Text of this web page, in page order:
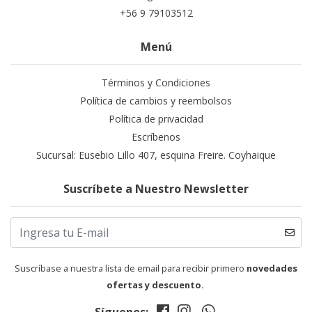
+56 9 79103512
Menú
Términos y Condiciones
Política de cambios y reembolsos
Política de privacidad
Escríbenos
Sucursal: Eusebio Lillo 407, esquina Freire. Coyhaique
Suscríbete a Nuestro Newsletter
Suscríbase a nuestra lista de email para recibir primero novedades
ofertas y descuento.